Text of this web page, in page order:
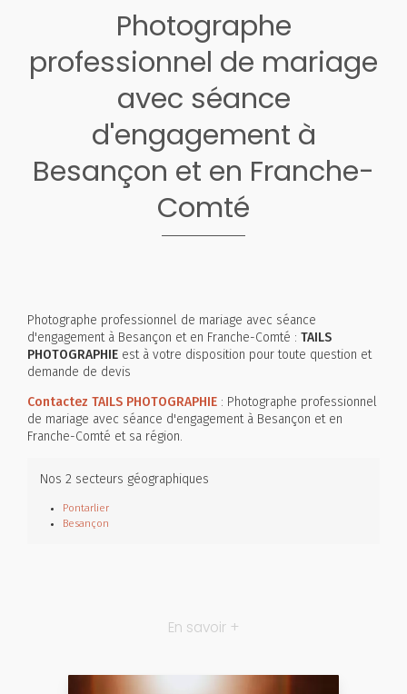
Photographe
professionnel de mariage
avec séance
d'engagement à
Besançon et en Franche-
Comté
Photographe professionnel de mariage avec séance
d'engagement à Besançon et en Franche-Comté : TAILS
PHOTOGRAPHIE est à votre disposition pour toute question et
demande de devis
Contactez TAILS PHOTOGRAPHIE : Photographe professionnel
de mariage avec séance d'engagement à Besançon et en
Franche-Comté et sa région.
Nos 2 secteurs géographiques
Pontarlier
Besançon
En savoir +